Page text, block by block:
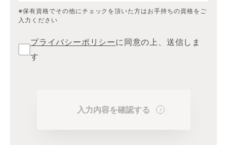
※保有資格でその他にチェックを頂いた方はお手持ちの資格をご
入力ください
プライバシーポリシーに同意の上、送信しま
す
入力内容を確認する